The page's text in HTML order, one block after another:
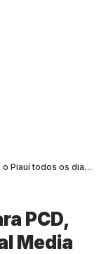
Vagas Piauí - Oportunidades de emprego para o Piauí todos os dias>
PCD,
Media